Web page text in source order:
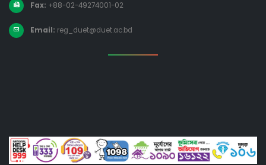
Fax: +88-02-49274001-02
Email: reg_duet@duet.ac.bd